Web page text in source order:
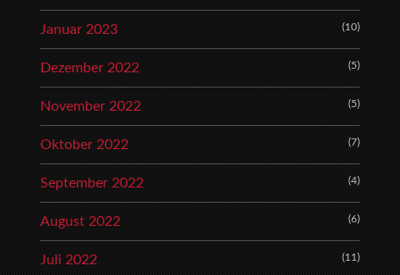
Januar 2023 (10)
Dezember 2022 (5)
November 2022 (5)
Oktober 2022 (7)
September 2022 (4)
August 2022 (6)
Juli 2022 (11)